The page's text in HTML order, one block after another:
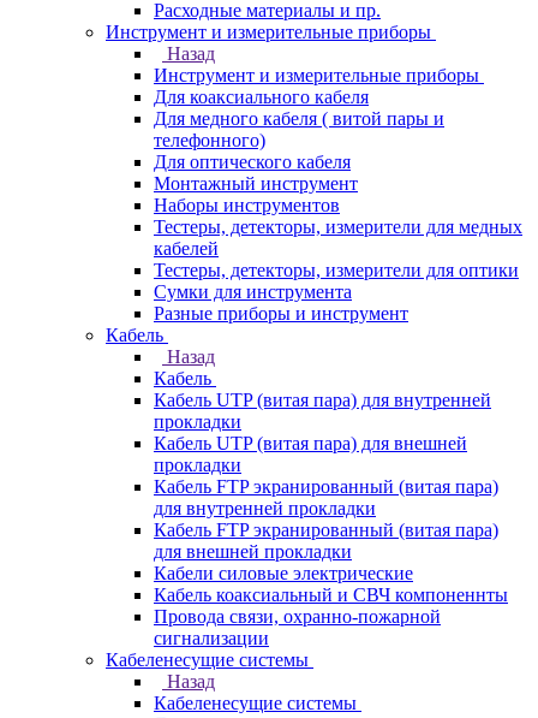
Расходные материалы и пр.
Инструмент и измерительные приборы
Назад
Инструмент и измерительные приборы
Для коаксиального кабеля
Для медного кабеля ( витой пары и
телефонного)
Для оптического кабеля
Монтажный инструмент
Наборы инструментов
Тестеры, детекторы, измерители для медных
кабелей
Тестеры, детекторы, измерители для оптики
Сумки для инструмента
Разные приборы и инструмент
Кабель
Назад
Кабель
Кабель UTP (витая пара) для внутренней
прокладки
Кабель UTP (витая пара) для внешней
прокладки
Кабель FTP экранированный (витая пара)
для внутренней прокладки
Кабель FTP экранированный (витая пара)
для внешней прокладки
Кабели силовые электрические
Кабель коаксиальный и СВЧ компоненнты
Провода связи, охранно-пожарной
сигнализации
Кабеленесущие системы
Назад
Кабеленесущие системы